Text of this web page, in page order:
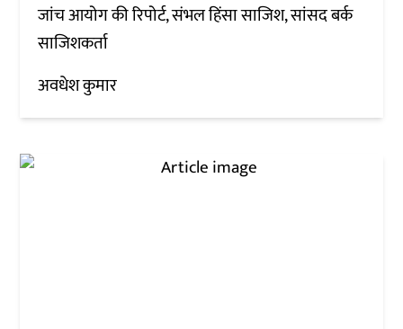
जांच आयोग की रिपोर्ट, संभल हिंसा साजिश, सांसद बर्क
साजिशकर्ता
अवधेश कुमार